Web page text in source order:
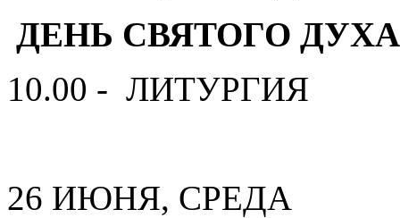
ДЕНЬ СВЯТОГО ДУХА
10.00 - ЛИТУРГИЯ
26 ИЮНЯ, СРЕДА